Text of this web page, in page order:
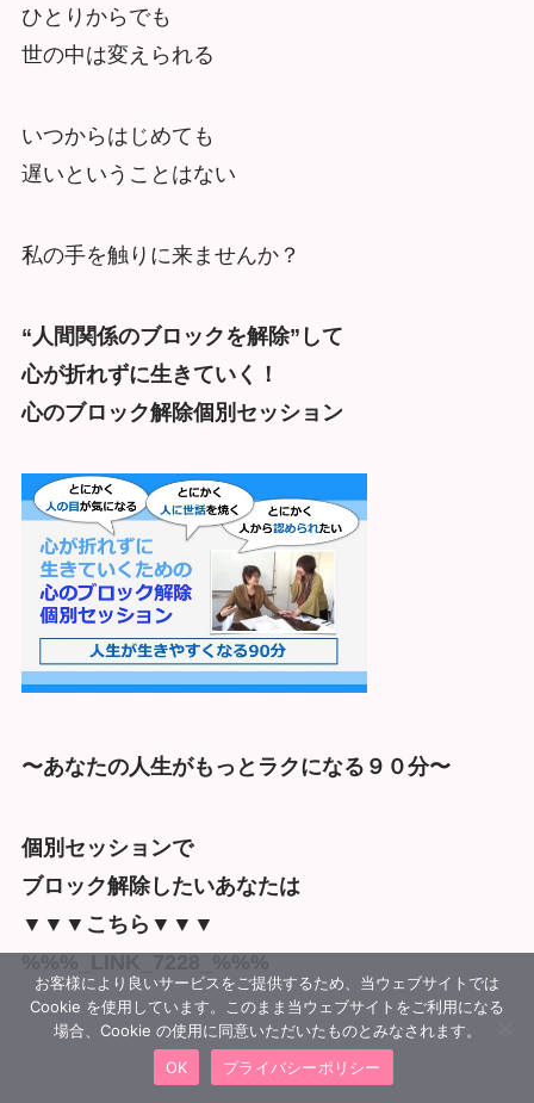
ひとりからでも
世の中は変えられる
いつからはじめても
遅いということはない
私の手を触りに来ませんか？
“人間関係のブロックを解除”して
心が折れずに生きていく！
心のブロック解除個別セッション
〜あなたの人生がもっとラクになる９０分〜
個別セッションで
ブロック解除したいあなたは
▼▼▼こちら▼▼▼
お客様により良いサービスをご提供するため、当ウェブサイトでは
Cookie を使用しています。このまま当ウェブサイトをご利用になる
場合、Cookie の使用に同意いただいたものとみなされます。
OK
プライバシーポリシー